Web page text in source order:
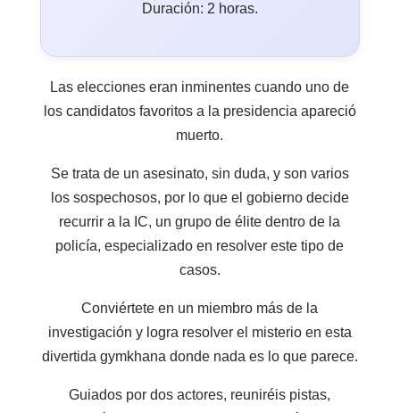
Duración: 2 horas.
Las elecciones eran inminentes cuando uno de
los candidatos favoritos a la presidencia apareció
muerto.
Se trata de un asesinato, sin duda, y son varios
los sospechosos, por lo que el gobierno decide
recurrir a la IC, un grupo de élite dentro de la
policía, especializado en resolver este tipo de
casos.
Conviértete en un miembro más de la
investigación y logra resolver el misterio en esta
divertida gymkhana donde nada es lo que parece.
Guiados por dos actores, reuniréis pistas,